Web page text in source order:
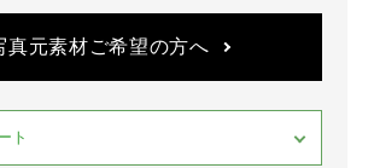
真元素材ご希望の方へ